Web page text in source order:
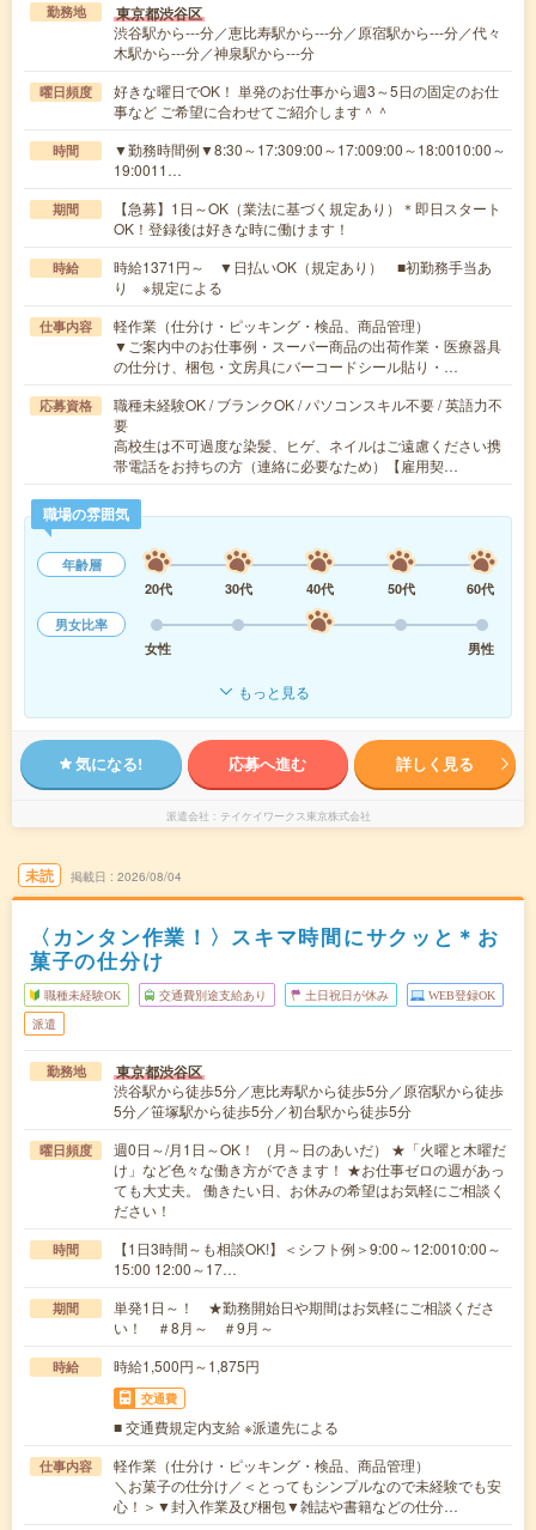
勤務地 東京都渋谷区
渋谷駅から---分／恵比寿駅から---分／原宿駅から---分／代々
木駅から---分／神泉駅から---分
曜日頻度
好きな曜日でOK！ 単発のお仕事から週3～5日の固定のお仕
事など ご希望に合わせてご紹介します＾＾
時間
▼勤務時間例▼8:30～17:309:00～17:009:00～18:0010:00～
19:0011…
期間
【急募】1日～OK（業法に基づく規定あり）＊即日スタート
OK！登録後は好きな時に働けます！
時給
時給1371円～ ▼日払いOK（規定あり） ■初勤務手当あ
り ※規定による
仕事内容
軽作業（仕分け・ピッキング・検品、商品管理）
▼ご案内中のお仕事例・スーパー商品の出荷作業・医療器具
の仕分け、梱包・文房具にバーコードシール貼り・…
応募資格
職種未経験OK / ブランクOK / パソコンスキル不要 / 英語力不
要
高校生は不可過度な染髪、ヒゲ、ネイルはご遠慮ください携
帯電話をお持ちの方（連絡に必要なため）【雇用契…
職場の雰囲気
年齢層
20代
30代 40代 50代
60代
男女比率
女性
男性
もっと見る
気になる! 応募へ進む 詳しく見る
派遣会社 テイケイワークス東京株式会社
未読 掲載日 2026/08/04
〈カンタン作業！〉スキマ時間にサクッと＊お
菓子の仕分け
職種未経験OK 交通費別途支給あり 土日祝日が休み WEB登録OK
派遣
勤務地 東京都渋谷区
渋谷駅から徒歩5分／恵比寿駅から徒歩5分／原宿駅から徒歩
5分／笹塚駅から徒歩5分／初台駅から徒歩5分
曜日頻度
週0日～/月1日～OK！ （月～日のあいだ） ★「火曜と木曜だ
け」など色々な働き方ができます！ ★お仕事ゼロの週があっ
ても大丈夫。 働きたい日、お休みの希望はお気軽にご相談く
ださい！
時間
【1日3時間～も相談OK!】＜シフト例＞9:00～12:0010:00～
15:00 12:00～17…
期間
単発1日～！ ★勤務開始日や期間はお気軽にご相談くださ
い！ ＃8月～ ＃9月～
時給 時給1,500円～1,875円
交通費
■ 交通費規定内支給 ※派遣先による
仕事内容
軽作業（仕分け・ピッキング・検品、商品管理）
＼お菓子の仕分け／＜とってもシンプルなので未経験でも安
心！＞▼封入作業及び梱包▼雑誌や書籍などの仕分…